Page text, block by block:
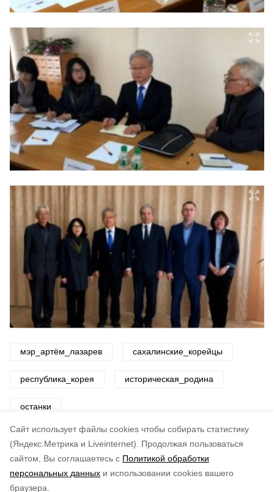
Cайт использует файлы cookies чтобы собирать статистику
(Яндекс.Метрика и Liveinternet).
Продолжая пользоваться
сайтом, Вы соглашаетесь с Политикой обработки
персональных данных и использовании cookies вашего
браузера.
мэр_артём_лазарев сахалинские_корейцы
республика_корея историческая_родина
останки
Авторы: ADMIN admin
по оценке